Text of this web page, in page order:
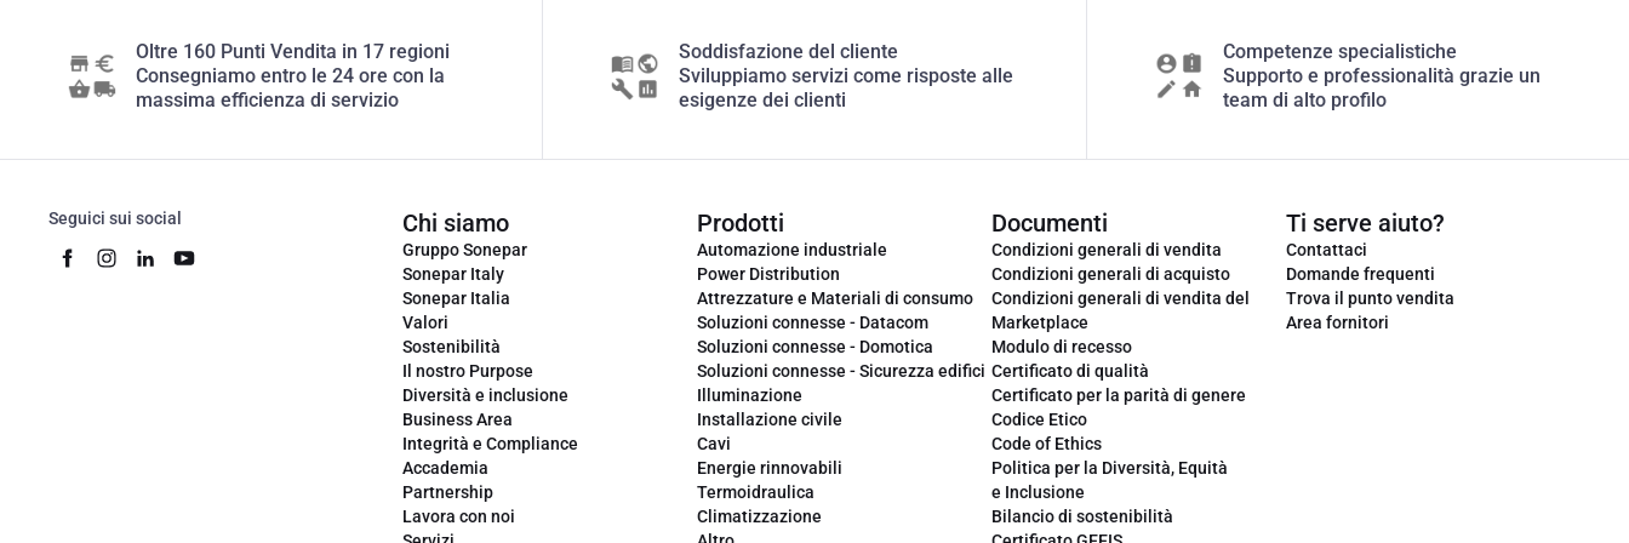
Oltre 160 Punti Vendita in 17 regioni
Consegniamo entro le 24 ore con la
massima efficienza di servizio
Soddisfazione del cliente
Sviluppiamo servizi come risposte alle
esigenze dei clienti
Competenze specialistiche
Supporto e professionalità grazie un
team di alto profilo
Seguici sui social Chi siamo
Gruppo Sonepar
Sonepar Italy
Sonepar Italia
Valori
Sostenibilità
Il nostro Purpose
Diversità e inclusione
Business Area
Integrità e Compliance
Accademia
Partnership
Lavora con noi
Prodotti
Automazione industriale
Power Distribution
Attrezzature e Materiali di consumo
Soluzioni connesse - Datacom
Soluzioni connesse - Domotica
Soluzioni connesse - Sicurezza edifici
Illuminazione
Installazione civile
Cavi
Energie rinnovabili
Termoidraulica
Climatizzazione
Documenti
Condizioni generali di vendita
Condizioni generali di acquisto
Condizioni generali di vendita del
Marketplace
Modulo di recesso
Certificato di qualità
Certificato per la parità di genere
Codice Etico
Code of Ethics
Politica per la Diversità, Equità
e Inclusione
Bilancio di sostenibilità
Ti serve aiuto?
Contattaci
Domande frequenti
Trova il punto vendita
Area fornitori